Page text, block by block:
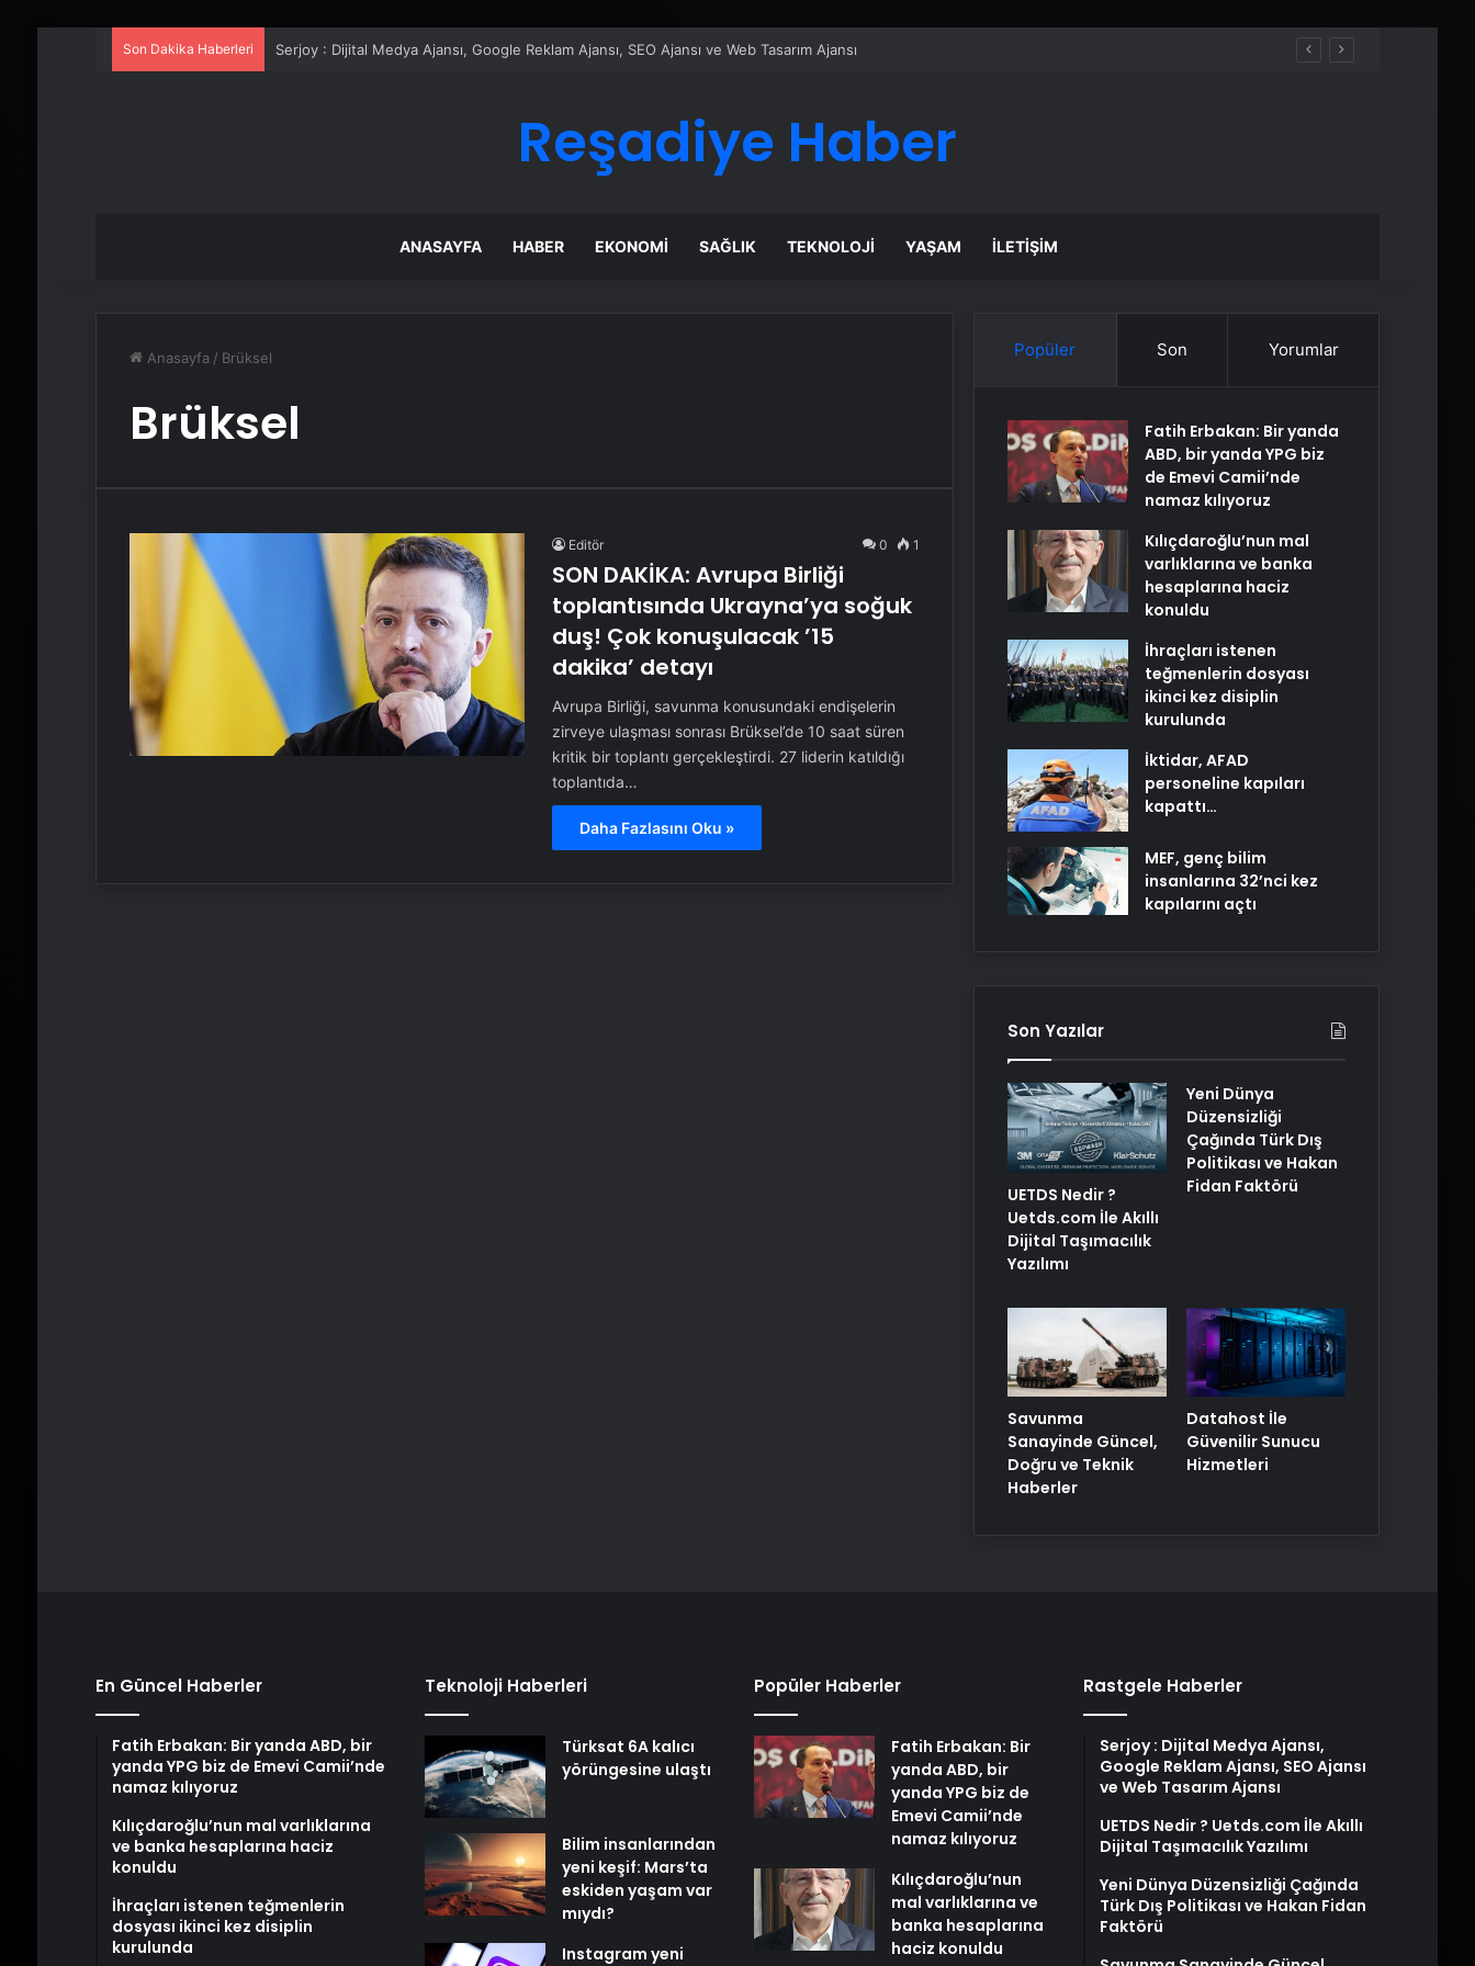
Son Dakika Haberleri Serjoy : Dijital Medya Ajansı, Google Reklam Ajansı, SEO Ajansı ve Web Tasarım Ajansı
Reşadiye Haber
ANASAYFA HABER EKONOMI SAĞLIK TEKNOLOJI YAŞAM İLETIŞIM
Anasayfa / Brüksel
Brüksel
Editör 0 1
SON DAKİKA: Avrupa Birliği
toplantısında Ukrayna’ya soğuk
duş! Çok konuşulacak ’15
dakika’ detayı
Avrupa Birliği, savunma konusundaki endişelerin
zirveye ulaşması sonrası Brüksel’de 10 saat süren
kritik bir toplantı gerçekleştirdi. 27 liderin katıldığı
toplantıda…
Daha Fazlasını Oku »
Popüler Son Yorumlar
Fatih Erbakan: Bir yanda
ABD, bir yanda YPG biz
de Emevi Camii’nde
namaz kılıyoruz
Kılıçdaroğlu’nun mal
varlıklarına ve banka
hesaplarına haciz
konuldu
İhraçları istenen
teğmenlerin dosyası
ikinci kez disiplin
kurulunda
İktidar, AFAD
personeline kapıları
kapattı…
MEF, genç bilim
insanlarına 32’nci kez
kapılarını açtı
Son Yazılar
UETDS Nedir ?
Uetds.com İle Akıllı
Dijital Taşımacılık
Yazılımı
Yeni Dünya
Düzensizliği
Çağında Türk Dış
Politikası ve Hakan
Fidan Faktörü
Savunma
Sanayinde Güncel,
Doğru ve Teknik
Haberler
Datahost İle
Güvenilir Sunucu
Hizmetleri
En Güncel Haberler
Fatih Erbakan: Bir yanda ABD, bir
yanda YPG biz de Emevi Camii’nde
namaz kılıyoruz
Kılıçdaroğlu’nun mal varlıklarına
ve banka hesaplarına haciz
konuldu
İhraçları istenen teğmenlerin
dosyası ikinci kez disiplin
kurulunda
Teknoloji Haberleri
Türksat 6A kalıcı
yörüngesine ulaştı
Bilim insanlarından
yeni keşif: Mars’ta
eskiden yaşam var
mıydı?
Instagram yeni
Popüler Haberler
Fatih Erbakan: Bir
yanda ABD, bir
yanda YPG biz de
Emevi Camii’nde
namaz kılıyoruz
Kılıçdaroğlu’nun
mal varlıklarına ve
banka hesaplarına
haciz konuldu
Rastgele Haberler
Serjoy : Dijital Medya Ajansı,
Google Reklam Ajansı, SEO Ajansı
ve Web Tasarım Ajansı
UETDS Nedir ? Uetds.com İle Akıllı
Dijital Taşımacılık Yazılımı
Yeni Dünya Düzensizliği Çağında
Türk Dış Politikası ve Hakan Fidan
Faktörü